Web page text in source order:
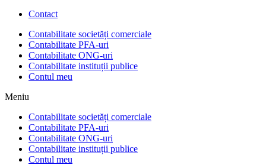
Contact
Contabilitate societăți comerciale
Contabilitate PFA-uri
Contabilitate ONG-uri
Contabilitate instituții publice
Contul meu
Meniu
Contabilitate societăți comerciale
Contabilitate PFA-uri
Contabilitate ONG-uri
Contabilitate instituții publice
Contul meu